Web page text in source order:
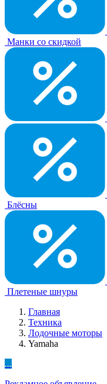
Манки со скидкой
Блёсны
Плетеные шнуры
Главная
Техника
Лодочные моторы
Yamaha
...